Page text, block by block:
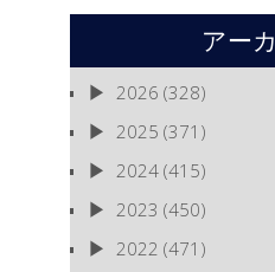
アー
2026 (328)
2025 (371)
2024 (415)
2023 (450)
2022 (471)